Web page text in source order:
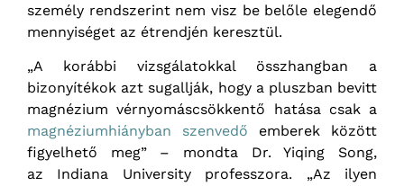
személy rendszerint nem visz be belőle elegendő
mennyiséget az étrendjén keresztül.
„A korábbi vizsgálatokkal összhangban a
bizonyítékok azt sugallják, hogy a pluszban bevitt
magnézium vérnyomáscsökkentő hatása csak a
magnéziumhiányban szenvedő emberek között
figyelhető meg” – mondta Dr. Yiqing Song,
az Indiana University professzora. „Az ilyen